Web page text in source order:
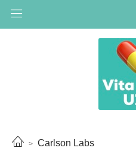
Carlson Labs